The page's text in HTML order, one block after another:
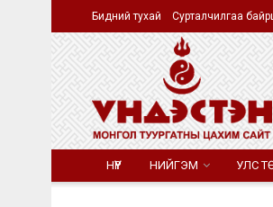
Бидний тухай Сурталчилгаа
НҮҮР НИЙГЭМ УЛС